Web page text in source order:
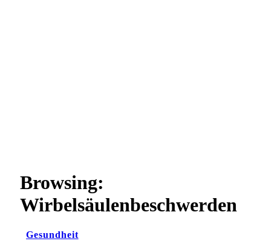
Browsing:
Wirbelsäulenbeschwerden
Gesundheit